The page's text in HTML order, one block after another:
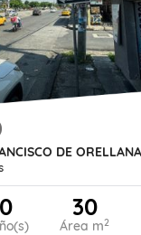
DE ORELLANA
0 30
Área m2